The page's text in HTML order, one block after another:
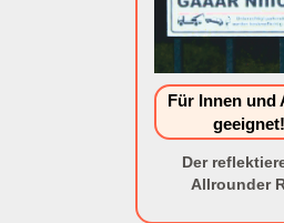
Für Innen und
geeignet!
Der
Allrounder